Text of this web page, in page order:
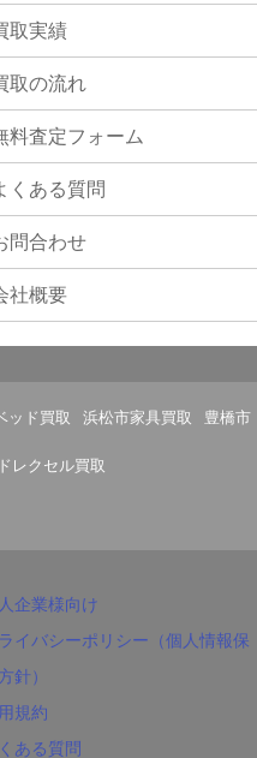
取実績
取の流れ
料査定フォーム
くある質問
問合わせ
社概要
ッド買取 浜松市家具買取 豊橋市
ドレクセル買取
企業様向け
イバシーポリシー（個人情報保
針）
規約
ある質問